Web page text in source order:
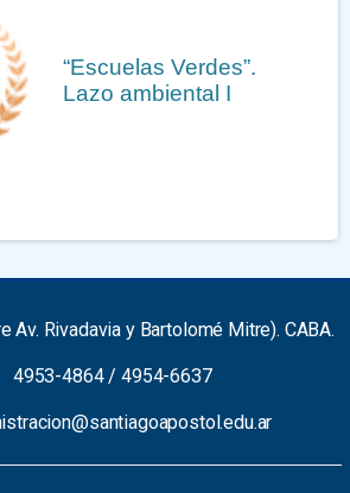
“Escuelas Verdes”.
Lazo ambiental I
Av. Rivadavia y Bartolomé Mitre). CABA.
4953-4864/4954-6637